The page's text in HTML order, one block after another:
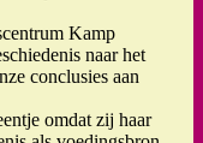
Kamp
naar het
conclusies aan
omdat zij haar